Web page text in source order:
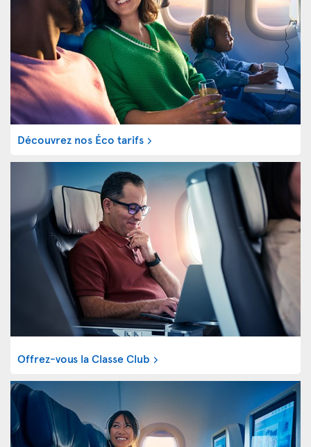
Découvrez nos Éco tarifs
Offrez-vous la Classe Club